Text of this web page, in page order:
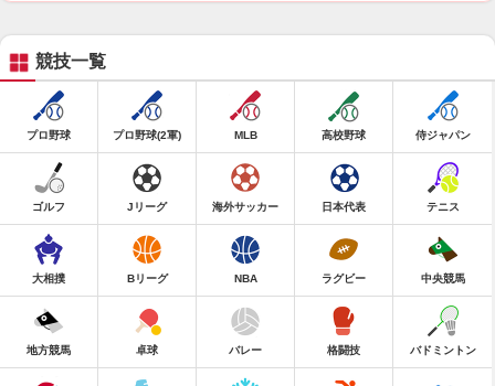
競技一覧
プロ野球 プロ野球(2軍) MLB 高校野球 侍ジャパン
ゴルフ Jリーグ 海外サッカー 日本代表 テニス
大相撲 Bリーグ NBA ラグビー 中央競馬
地方競馬 卓球 バレー 格闘技 バドミントン